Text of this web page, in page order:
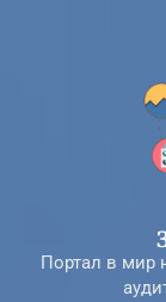
Портал в мир